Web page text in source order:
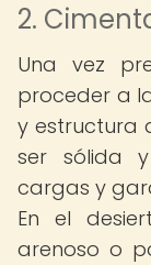
2.
Una vez
proceder a
y estructura
ser sólida
cargas y
En el
arenoso o